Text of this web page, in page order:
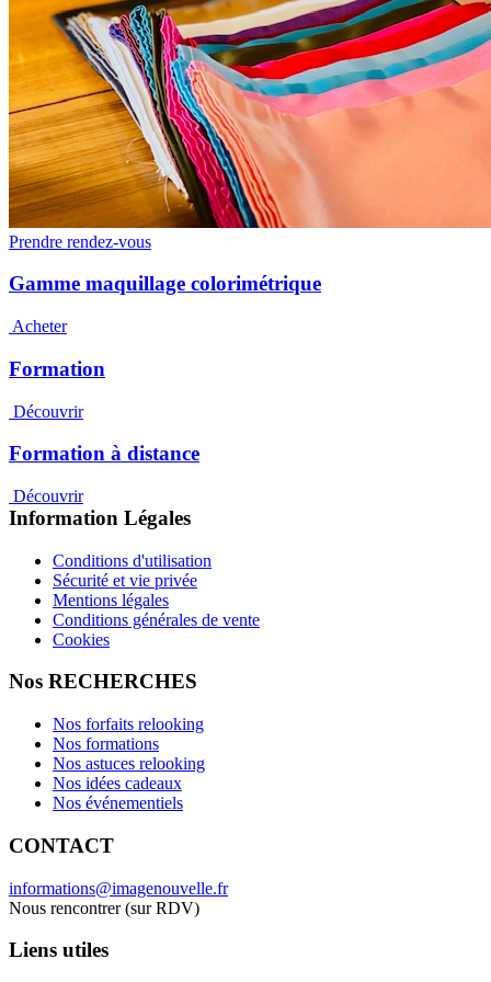
Prendre rendez-vous
Gamme maquillage colorimétrique
Acheter
Formation
Découvrir
Formation à distance
Découvrir
Information Légales
Conditions d'utilisation
Sécurité et vie privée
Mentions légales
Conditions générales de vente
Cookies
Nos RECHERCHES
Nos forfaits relooking
Nos formations
Nos astuces relooking
Nos idées cadeaux
Nos événementiels
CONTACT
informations@imagenouvelle.fr
Nous rencontrer (sur RDV)
Liens utiles